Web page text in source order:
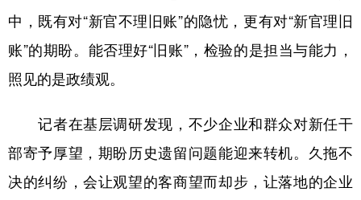
食品 人居 信息化 数字经济
学术中国 乡村振兴 银龄 溯源中国
城市
彩票 娱乐 时尚 悦读
公益 一带一路 亚太网 上市公司
文化产业
中，既有对“新官不理旧账”的隐忧，更有对“新官理旧
账”的期盼。能否理好“旧账”，检验的是担当与能力，
照见的是政绩观。
记者在基层调研发现，不少企业和群众对新任干
部寄予厚望，期盼历史遗留问题能迎来转机。久拖不
决的纠纷，会让观望的客商望而却步，让落地的企业